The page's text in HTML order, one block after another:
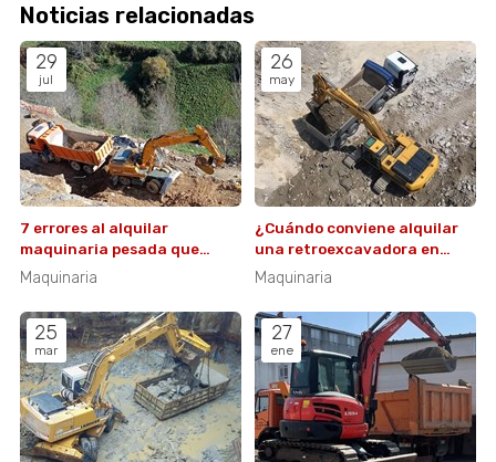
Noticias relacionadas
29
jul
7 errores al alquilar
maquinaria pesada que
pueden costarte caro
Maquinaria
26
may
¿Cuándo conviene alquilar
una retroexcavadora en
lugar de una excavadora?
Maquinaria
25
mar
27
ene